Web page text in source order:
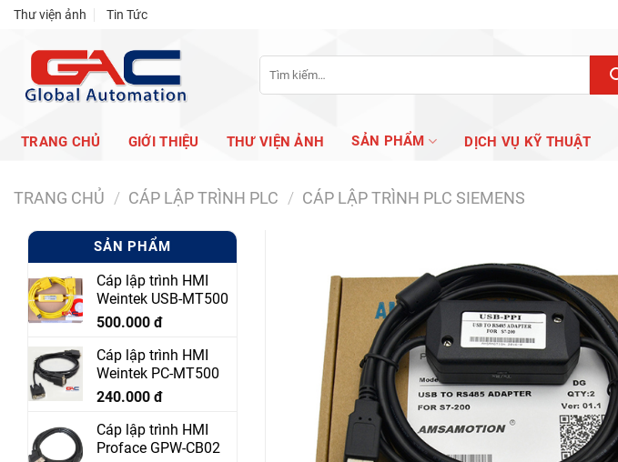
Skip
content
Thư viện ảnh Tin Tức
Tìm
kiếm:
TRANG CHỦ GIỚI THIỆU THƯ VIỆN ẢNH SẢN PHẨM DỊCH VỤ KỸ THUẬT
TRANG CHỦ / CÁP LẬP TRÌNH PLC / CÁP LẬP TRÌNH PLC SIEMENS
SẢN PHẨM
Cáp lập trình HMI
Weintek USB-MT500
500.000 đ
Cáp lập trình HMI
Weintek PC-MT500
240.000 đ
Cáp lập trình HMI
Proface GPW-CB02